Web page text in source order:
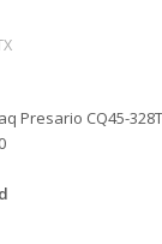
Presario CQ45-